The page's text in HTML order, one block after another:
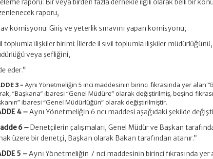
raporu: Bir veya birden fazla dernekle ilgili olarak belli bir
raporu,
komisyonu: Giriş ve yeterlik sınavını yapan komisyonu,
toplumla ilişkiler birimi: İllerde il sivil toplumla ilişkiler
veya şefliğini,
eder.”
3 –Aynı Yönetmeliğin 5 inci maddesinin birinci fıkrasında yer alan
“Başkana” ibaresi “Genel Müdüre” olarak değiştirilmiş, beşinci
ibaresi “Genel Müdürlüğün” olarak değiştirilmiştir.
4 –Aynı Yönetmeliğin 6 ncı maddesi aşağıdaki şekilde
6 – Denetçilerin çalışmaları, Genel Müdür ve Başkan
üzere bir denetçi, Başkan olarak Bakan tarafından atanır.”
5 –Aynı Yönetmeliğin 7 nci maddesinin birinci fıkrasında yer